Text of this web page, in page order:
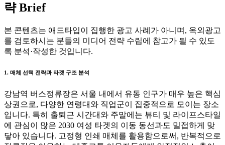
략 Brief
본 콘텐츠는 애드타입이 집행한 광고 사례가 아니며, 옥외광고
를 검토하시는 분들의 미디어 전략 수립에 참고가 될 수 있도
록 분석·작성한 것입니다.
1. 매체 선택 전략과 타겟 구조 분석
강남역 버스정류장은 서울 내에서 유동 인구가 매우 높은 핵심
상권으로, 다양한 연령대와 직업군이 집중적으로 모이는 장소
입니다. 특히 출퇴근 시간대와 주말에는 뷰티 및 라이프스타일
에 관심이 많은 2030 여성 타겟의 이동 동선과도 밀접하게 맞
닿아 있습니다. 고정형 인쇄 매체를 활용함으로써, 반복적으로